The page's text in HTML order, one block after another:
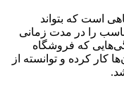
است که بتواند
را در مدت زمانی
که فروشگاه
کار کرده و توانسته از